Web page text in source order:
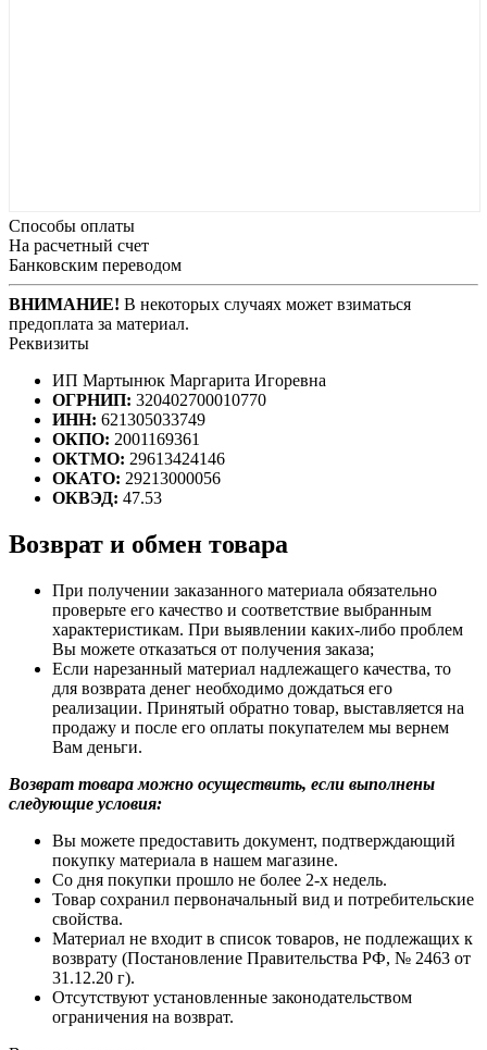
Способы оплаты
На расчетный счет
Банковским переводом
ВНИМАНИЕ! В некоторых случаях может взиматься
предоплата за материал.
Реквизиты
ИП Мартынюк Маргарита Игоревна
ОГРНИП: 320402700010770
ИНН: 621305033749
ОКПО: 2001169361
ОКТМО: 29613424146
ОКАТО: 29213000056
ОКВЭД: 47.53
Возврат и обмен товара
При получении заказанного материала обязательно
проверьте его качество и соответствие выбранным
характеристикам. При выявлении каких-либо проблем
Вы можете отказаться от получения заказа;
Если нарезанный материал надлежащего качества, то
для возврата денег необходимо дождаться его
реализации. Принятый обратно товар, выставляется на
продажу и после его оплаты покупателем мы вернем
Вам деньги.
Возврат товара можно осуществить, если выполнены
следующие условия:
Вы можете предоставить документ, подтверждающий
покупку материала в нашем магазине.
Со дня покупки прошло не более 2-х недель.
Товар сохранил первоначальный вид и потребительские
свойства.
Материал не входит в список товаров, не подлежащих к
возврату (Постановление Правительства РФ, № 2463 от
31.12.20 г).
Отсутствуют установленные законодательством
ограничения на возврат.